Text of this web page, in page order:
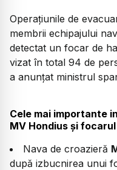
simptome
Un american,
croazieră, este
Protocol anti-
Papa Leon le
Insulele Canare
Hondius
Operațiunile de
membrii echipajului
detectat un focar de
vizat în total 94 de
a anunțat ministrul
Cele mai importante
MV Hondius și
Nava de croazieră
după izbucnirea unui